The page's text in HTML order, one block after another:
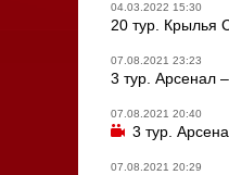
04.03.2022 15:30
20 тур. Крылья
07.08.2021 23:23
3 тур. Арсенал
07.08.2021 20:40
3 тур.
07.08.2021 20:29